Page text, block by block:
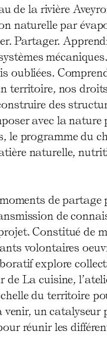
de la rivière
naturelle par
Partager.
oubliées.
territoire, nos
des
avec la
le programme du
naturelle,
de partage
de
Constitué de
volontaires
explore
de La cuisine,
du territoire
venir, un
réunir les